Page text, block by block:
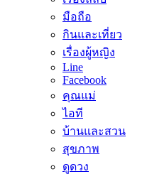
มือถือ
กินและเที่ยว
เรื่องผู้หญิง
Line
Facebook
คุณแม่
ไอที
บ้านและสวน
สุขภาพ
ดูดวง